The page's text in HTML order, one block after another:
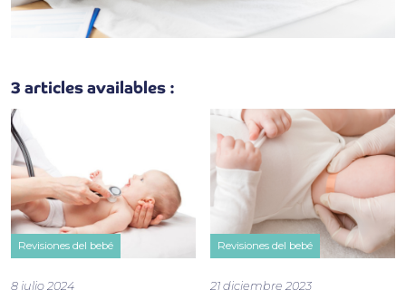
3 articles availables :
Revisiones del bebé
8 julio 2024
Revisiones del bebé
21 diciembre 2023